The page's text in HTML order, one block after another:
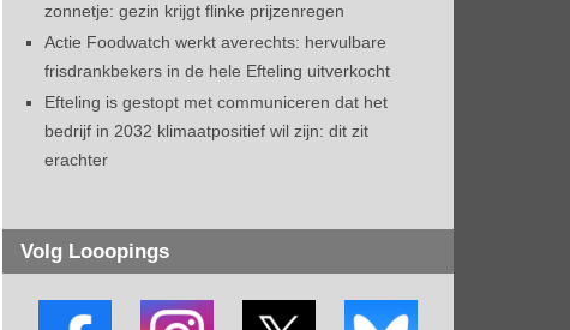
zonnetje: gezin krijgt flinke prijzenregen
Actie Foodwatch werkt averechts: hervulbare
frisdrankbekers in de hele Efteling uitverkocht
Efteling is gestopt met communiceren dat het
bedrijf in 2032 klimaatpositief wil zijn: dit zit
erachter
Volg Looopings